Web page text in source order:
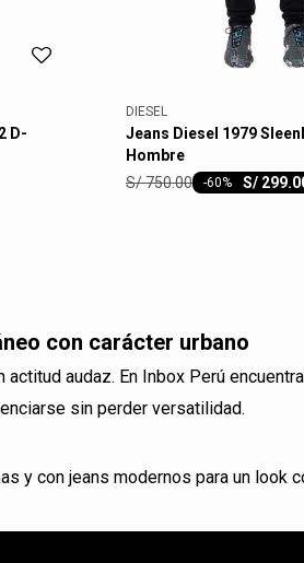
D-
DIESEL
Jeans Diesel 1979
Hombre
S/
-60
S/750.00
con carácter urbano
audaz. En Inbox Perú
sin perder versatilidad.
y con jeans modernos para un look